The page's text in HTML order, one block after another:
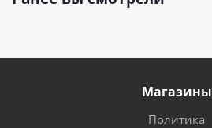
Магазины
Политика